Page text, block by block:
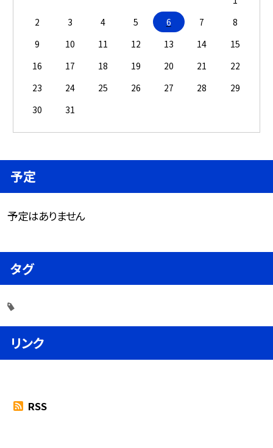
2
3 4 5 6 7
8
9
10 11 12 13 14
15
16
17 18 19 20 21
22
23
24 25 26 27 28
29
30
31
予定
予定はありません
タグ
リンク
RSS